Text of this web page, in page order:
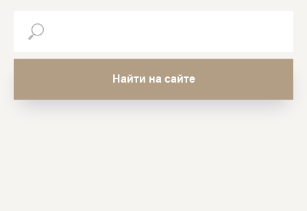
Найти на сайте